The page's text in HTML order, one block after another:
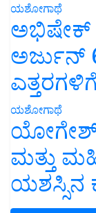
ಯಶೋಗಾಥೆ
ಅಭಿಷೇಕ್
ಅರ್ಜುನ್
ಎತ್ತರಗಳಿಗೆ
ಯಶೋಗಾಥೆ
ಯೋಗೇಶ್
ಮತ್ತು
ಯಶಸ್ಸಿನ